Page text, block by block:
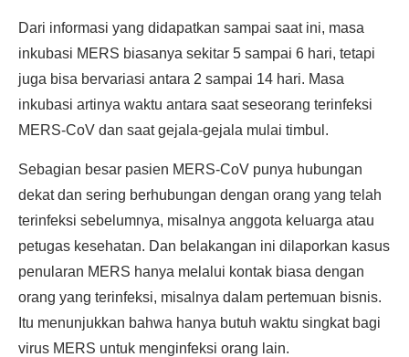
Dari informasi yang didapatkan sampai saat ini, masa
inkubasi MERS biasanya sekitar 5 sampai 6 hari, tetapi
juga bisa bervariasi antara 2 sampai 14 hari. Masa
inkubasi artinya waktu antara saat seseorang terinfeksi
MERS-CoV dan saat gejala-gejala mulai timbul.
Sebagian besar pasien MERS-CoV punya hubungan
dekat dan sering berhubungan dengan orang yang telah
terinfeksi sebelumnya, misalnya anggota keluarga atau
petugas kesehatan. Dan belakangan ini dilaporkan kasus
penularan MERS hanya melalui kontak biasa dengan
orang yang terinfeksi, misalnya dalam pertemuan bisnis.
Itu menunjukkan bahwa hanya butuh waktu singkat bagi
virus MERS untuk menginfeksi orang lain.